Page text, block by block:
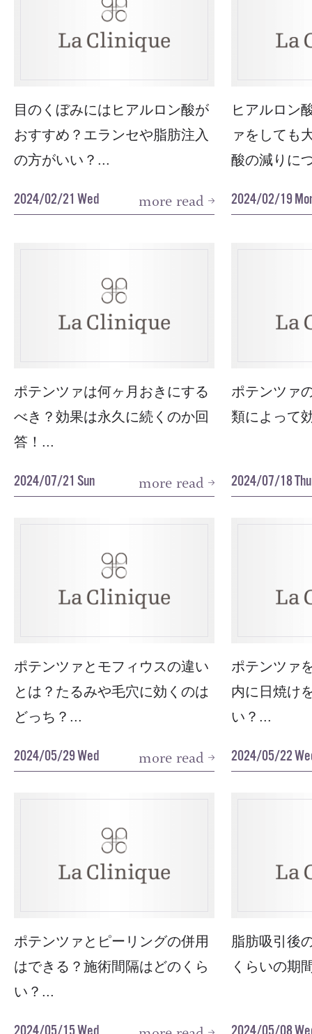
目のくぼみにはヒアルロン酸が
おすすめ？エランセや脂肪注入
の方がいい？...
2024/02/21 Wed more read
ヒアルロン
ァをしても
酸の減りに
2024/02/19
ポテンツァは何ヶ月おきにする
べき？効果は永久に続くのか回
答！...
2024/07/21 Sun more read
ポテンツァ
類によって
2024/07/18 Thu
ポテンツァとモフィウスの違い
とは？たるみや毛穴に効くのは
どっち？...
2024/05/29 Wed more read
ポテンツァ
内に日焼け
い？...
2024/05/22
ポテンツァとピーリングの併用
はできる？施術間隔はどのくら
い？...
脂肪吸引後
くらいの期